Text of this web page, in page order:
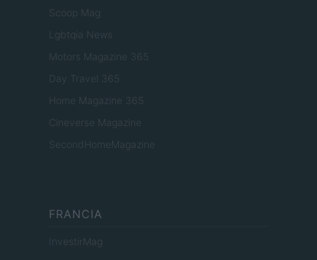
Scoop Mag
Lgbtqia News
Motors Magazine 365
Day Travel 365
Home Magazine 365
Cineverse Magazine
SecondHomeMagazine
FRANCIA
InvestirMag